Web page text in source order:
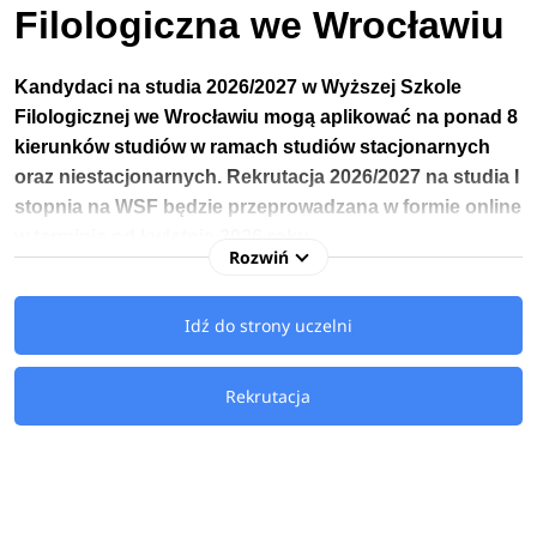
Filologiczna we Wrocławiu
Kandydaci na studia 2026/2027 w Wyższej Szkole
Filologicznej we Wrocławiu mogą aplikować na ponad 8
kierunków studiów w ramach studiów stacjonarnych
oraz niestacjonarnych. Rekrutacja 2026/2027 na studia I
stopnia na WSF będzie przeprowadzana w formie online
Kandydaci na studia 2026/2027 na Wyższą Szkołę
Filologiczną mają do wyborukierunki licencjackie
magisterskiezwiązane m.in.: z anglistyką, germanistyką,
amerykanistyką, hispanistyką czy italianistyką.
Rozwiń
Idź do strony uczelni
Rekrutacja